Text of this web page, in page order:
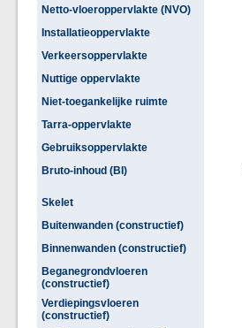
Netto-vloeroppervlakte (NVO)
Installatieoppervlakte
Verkeersoppervlakte
Nuttige oppervlakte
Niet-toegankelijke ruimte
Tarra-oppervlakte
Gebruiksoppervlakte
Bruto-inhoud (BI)
Skelet
Buitenwanden (constructief)
Binnenwanden (constructief)
Beganegrondvloeren
(constructief)
Verdiepingsvloeren
(constructief)